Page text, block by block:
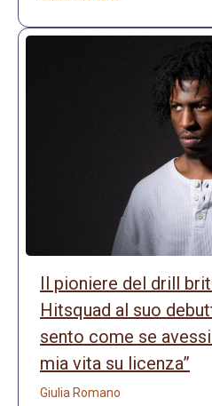
Il pioniere del drill
Hitsquad al suo
sento come se
mia vita su licenza”
Giulia Romano